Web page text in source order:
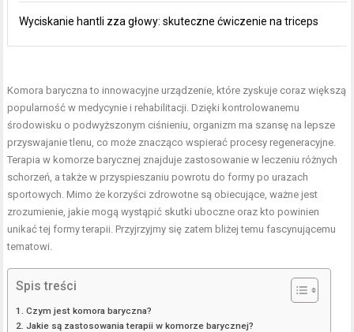
Wyciskanie hantli zza głowy: skuteczne ćwiczenie na triceps
Komora baryczna to innowacyjne urządzenie, które zyskuje coraz większą
popularność w medycynie i rehabilitacji. Dzięki kontrolowanemu
środowisku o podwyższonym ciśnieniu, organizm ma szansę na lepsze
przyswajanie tlenu, co może znacząco wspierać procesy regeneracyjne.
Terapia w komorze barycznej znajduje zastosowanie w leczeniu różnych
schorzeń, a także w przyspieszaniu powrotu do formy po urazach
sportowych. Mimo że korzyści zdrowotne są obiecujące, ważne jest
zrozumienie, jakie mogą wystąpić skutki uboczne oraz kto powinien
unikać tej formy terapii. Przyjrzyjmy się zatem bliżej temu fascynującemu
tematowi.
Spis treści
Czym jest komora baryczna?
Jakie są zastosowania terapii w komorze barycznej?